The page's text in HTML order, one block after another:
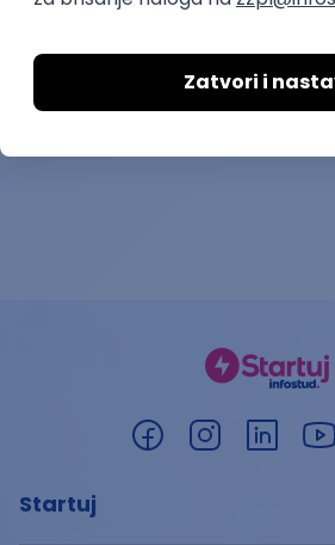
Go4Highscore
Startuj